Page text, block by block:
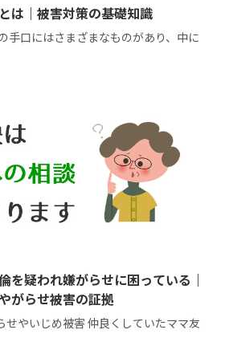
は｜被害対策の基礎知識
を疑われ嫌がらせに困っている｜
がらせ被害の証拠
害 仲良くしていたママ友